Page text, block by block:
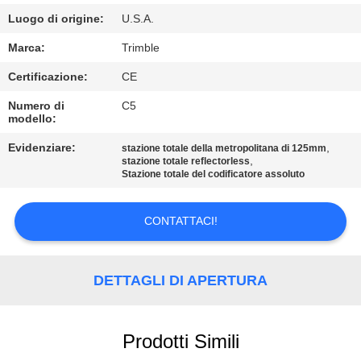
QUALITÀ
CONTATTICI
RICHIEDA
UNA
CITAZIONE
MAPPA
Luogo di origine: U.S.A.
Marca: Trimble
Certificazione: CE
Numero di
modello:
C5
Evidenziare: stazione totale della metropolitana di 125mm,
stazione totale reflectorless,
Stazione totale del codificatore assoluto
CONTATTACI!
DETTAGLI DI APERTURA
Prodotti Simili